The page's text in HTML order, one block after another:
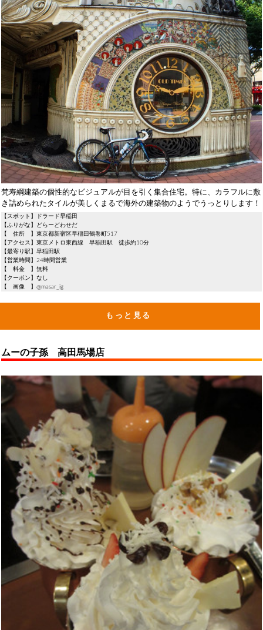
梵寿綱建築の個性的なビジュアルが目を引く集合住宅。特に、カラフルに敷
き詰められたタイルが美しくまるで海外の建築物のようでうっとりします！
【スポット】ドラード早稲田
【ふりがな】どらーどわせだ
【 住所 】東京都新宿区早稲田鶴巻町517
【アクセス】東京メトロ東西線 早稲田駅 徒歩約10分
【最寄り駅】早稲田駅
【営業時間】24時間営業
【 料金 】無料
【クーポン】なし
【 画像 】@masar_ig
もっと見る
ムーの子孫 高田馬場店